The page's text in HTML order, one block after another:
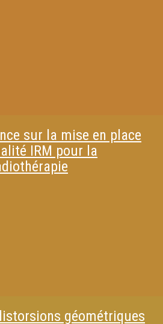
sur la mise en place
IRM pour la
géométriques